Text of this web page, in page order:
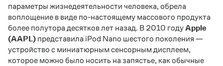
параметры жизнедеятельности человека, обрела
воплощение в виде по-настоящему массового продукта
более полутора десятков лет назад. В 2010 годуApple
(AAPL) представила iPod Nano шестого поколения —
устройство с миниатюрным сенсорным дисплеем,
которое можно было носить на запястье, как обычные